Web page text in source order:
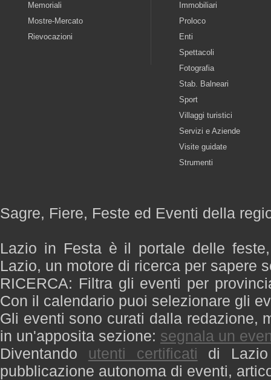
Memoriali
Mostre-Mercato
Rievocazioni
Immobiliari
Proloco
Enti
Spettacoli
Fotografia
Stab. Balneari
Sport
Villaggi turistici
Servizi e Aziende
Visite guidate
Strumenti
Sagre, Fiere, Feste ed Eventi della
Lazio in Festa è il portale delle
Lazio, un motore di ricerca per sapere
RICERCA: Filtra gli eventi per
Con il calendario puoi selezionare gli
Gli eventi sono curati dalla redazione,
in un'apposita sezione: segnala un
Diventando utenti certificati di
pubblicazione autonoma di eventi,